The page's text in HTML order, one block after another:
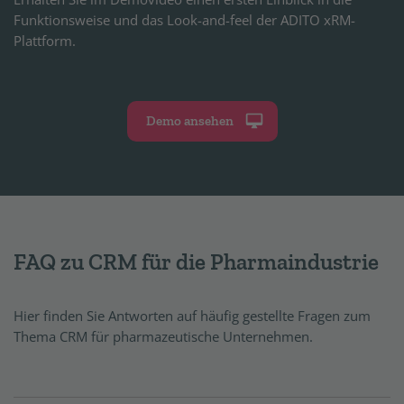
Funktionsweise und das Look-and-feel der ADITO xRM-
Plattform.
Demo ansehen
FAQ zu CRM für die Pharmaindustrie
Hier finden Sie Antworten auf häufig gestellte Fragen zum
Thema CRM für pharmazeutische Unternehmen.